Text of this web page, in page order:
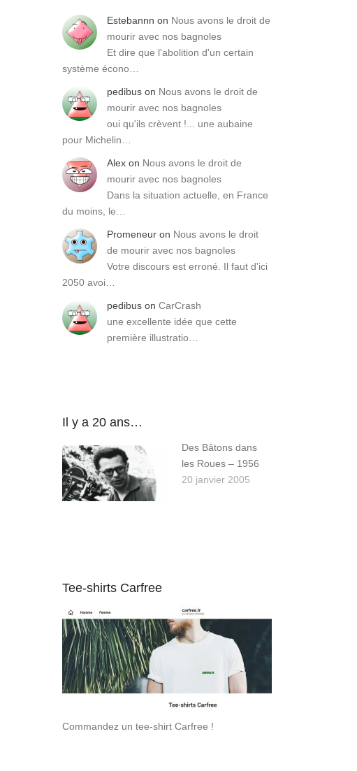
Estebannn on Nous avons le droit de
mourir avec nos bagnoles
Et dire que l'abolition d'un certain
système écono…
pedibus on Nous avons le droit de
mourir avec nos bagnoles
oui qu'ils crèvent !... une aubaine
pour Michelin…
Alex on Nous avons le droit de
mourir avec nos bagnoles
Dans la situation actuelle, en France
du moins, le…
Promeneur on Nous avons le droit
de mourir avec nos bagnoles
Votre discours est erroné. Il faut d'ici
2050 avoi…
pedibus on CarCrash
une excellente idée que cette
première illustratio…
Il y a 20 ans…
Des Bâtons dans
les Roues – 1956
20 janvier 2005
Tee-shirts Carfree
Commandez un tee-shirt Carfree !